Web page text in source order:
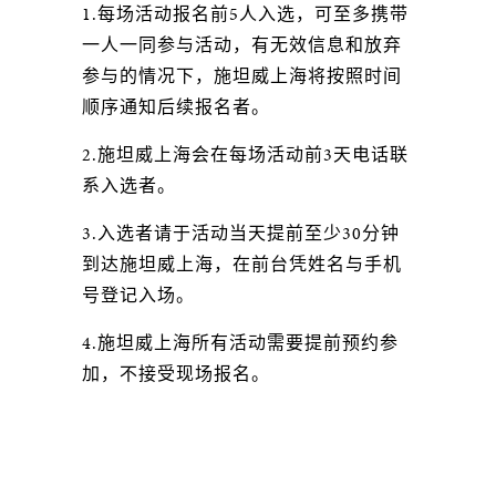
1.每场活动报名前5人入选，可至多携带
一人一同参与活动，有无效信息和放弃
参与的情况下，施坦威上海将按照时间
顺序通知后续报名者。
2.施坦威上海会在每场活动前3天电话联
系入选者。
3.入选者请于活动当天提前至少30分钟
到达施坦威上海，在前台凭姓名与手机
号登记入场。
4.施坦威上海所有活动需要提前预约参
加，不接受现场报名。